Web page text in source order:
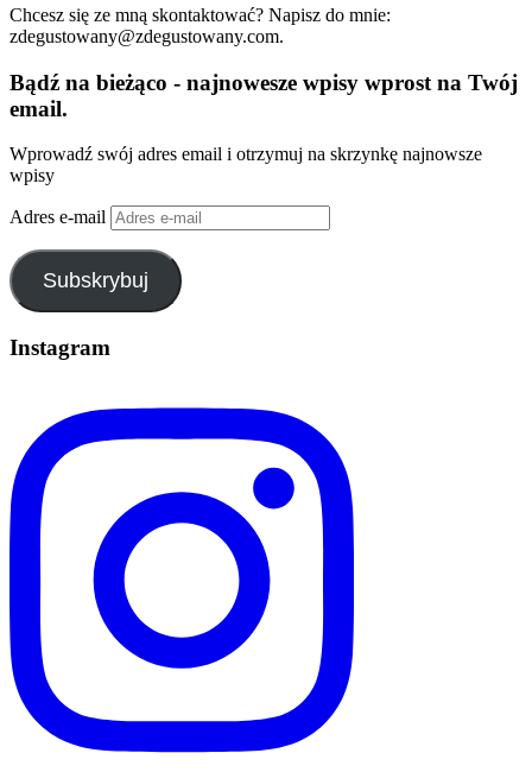
Chcesz się ze mną skontaktować? Napisz do mnie:
zdegustowany@zdegustowany.com.
Bądź na bieżąco - najnowesze wpisy wprost na Twój
email.
Wprowadź swój adres email i otrzymuj na skrzynkę najnowsze
wpisy
Adres e-mail
Subskrybuj
Instagram